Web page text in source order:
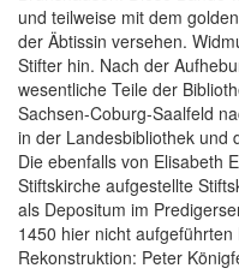
und teilweise mit dem
der Äbtissin versehen.
Stifter hin. Nach der
wesentliche Teile der
Sachsen-Coburg-Saalfeld
in der Landesbibliothek und
Die ebenfalls von Elisabeth
Stiftskirche aufgestellte
als Depositum im
1450 hier nicht
Rekonstruktion: Peter